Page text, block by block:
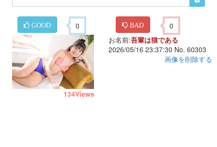
GOOD 0 BAD 0
134Views
お名前:吾輩は猫である
2026/05/16 23:37:30 No. 60303
画像を削除する